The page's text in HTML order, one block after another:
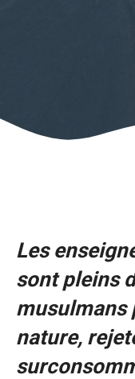
Les
sont pleins
musulmans
nature,